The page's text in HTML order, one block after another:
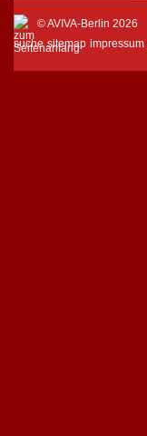
© AVIVA-Berlin 2026
suche sitemap impressum